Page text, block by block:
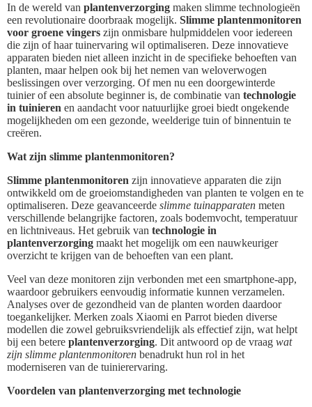
In de wereld van plantenverzorging maken slimme technologieën
een revolutionaire doorbraak mogelijk. Slimme plantenmonitoren
voor groene vingers zijn onmisbare hulpmiddelen voor iedereen
die zijn of haar tuinervaring wil optimaliseren. Deze innovatieve
apparaten bieden niet alleen inzicht in de specifieke behoeften van
planten, maar helpen ook bij het nemen van weloverwogen
beslissingen over verzorging. Of men nu een doorgewinterde
tuinier of een absolute beginner is, de combinatie van technologie
in tuinieren en aandacht voor natuurlijke groei biedt ongekende
mogelijkheden om een gezonde, weelderige tuin of binnentuin te
creëren.
Wat zijn slimme plantenmonitoren?
Slimme plantenmonitoren zijn innovatieve apparaten die zijn
ontwikkeld om de groeiomstandigheden van planten te volgen en te
optimaliseren. Deze geavanceerde slimme tuinapparaten meten
verschillende belangrijke factoren, zoals bodemvocht, temperatuur
en lichtniveaus. Het gebruik van technologie in
plantenverzorging maakt het mogelijk om een nauwkeuriger
overzicht te krijgen van de behoeften van een plant.
Veel van deze monitoren zijn verbonden met een smartphone-app,
waardoor gebruikers eenvoudig informatie kunnen verzamelen.
Analyses over de gezondheid van de planten worden daardoor
toegankelijker. Merken zoals Xiaomi en Parrot bieden diverse
modellen die zowel gebruiksvriendelijk als effectief zijn, wat helpt
bij een betere plantenverzorging. Dit antwoord op de vraag wat
zijn slimme plantenmonitoren benadrukt hun rol in het
moderniseren van de tuinierervaring.
Voordelen van plantenverzorging met technologie